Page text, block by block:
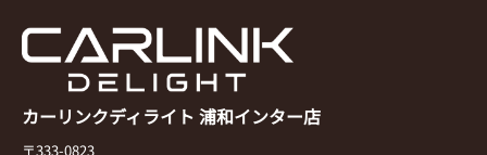
カーリンクディライト 浦和インター店
〒333-0823